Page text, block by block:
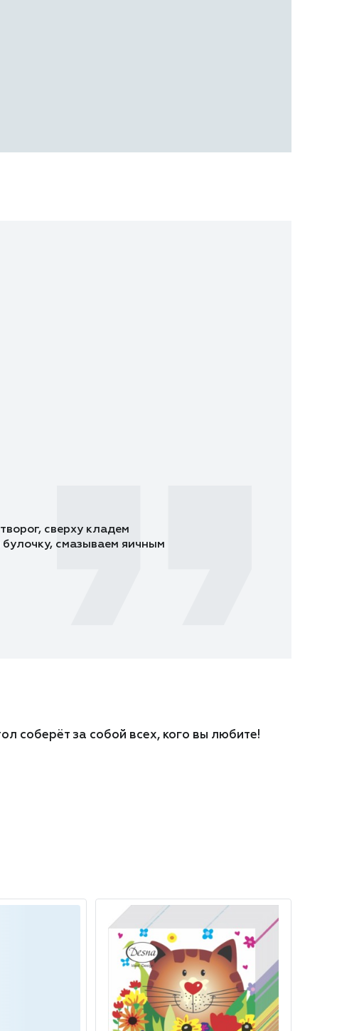
сверху кладем
смазываем яичным
соберёт за собой всех, кого вы любите!